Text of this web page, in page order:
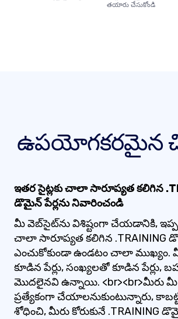
తయారు చేసుకోండి
ఉపయోగకరమైన
ఇతర సైట్లకు చాలా సారూప్యత కలిగిన
డొమైన్ పేర్లను నివారించండి
మీ వెబ్‌సైట్‌ను విశిష్టంగా చేయడానికి,
చాలా సారూప్యత కలిగిన .TRAINING
ఎంచుకోకుండా ఉండటం చాలా
కూడిన పేర్లు, సంఖ్యలతో కూడిన పేర్లు,
మొదలైనవి ఉన్నాయి. <br><br>మీరు
ప్రత్యేకంగా చేయాలనుకుంటున్నారు,
శోధించి, మీరు కోరుకునే .TRAINING